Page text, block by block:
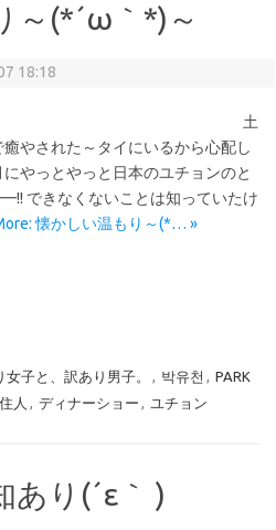
～(*´ω｀*)～
18:18
土
やされた～タイにいるから心配し
やっとやっと日本のユチョンのと
きなくないことは知っていたけ
懐かしい温もり～(*… »
女子と、訳あり男子。 , 박유천 , PARK
人 , ディナーショー , ユチョン
あり(⁠´⁠ε⁠｀⁠ ⁠)